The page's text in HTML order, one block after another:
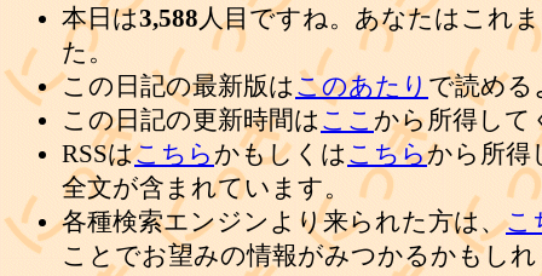
本日は3,588人目ですね。あなたはこれ
た。
この日記の最新版はこのあたり で読める
この日記の更新時間はここ から所得して
RSSはこちら かもしくはこちらから所得
全文が含まれています。
各種検索エンジンより来られた方は、こ
ことでお望みの情報がみつかるかもし